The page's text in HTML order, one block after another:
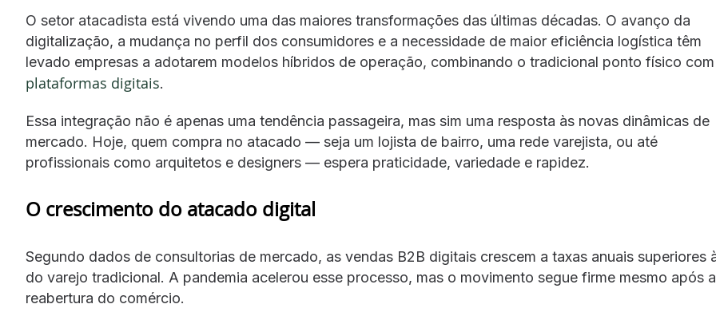
O setor atacadista está vivendo uma das maiores transformações das últimas décadas. O avanço da
digitalização, a mudança no perfil dos consumidores e a necessidade de maior eficiência logística têm
levado empresas a adotarem modelos híbridos de operação, combinando o tradicional ponto físico com
plataformas digitais.
Essa integração não é apenas uma tendência passageira, mas sim uma resposta às novas dinâmicas de
mercado. Hoje, quem compra no atacado — seja um lojista de bairro, uma rede varejista, ou até
profissionais como arquitetos e designers — espera praticidade, variedade e rapidez.
O crescimento do atacado digital
Segundo dados de consultorias de mercado, as vendas B2B digitais crescem a taxas anuais superiores
do varejo tradicional. A pandemia acelerou esse processo, mas o movimento segue firme mesmo após a
reabertura do comércio.